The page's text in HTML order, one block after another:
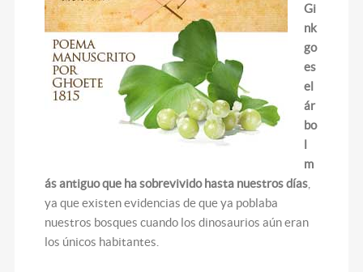
Gi
nk
go
es
el
ár
bo
l
m
ás antiguo que ha sobrevivido hasta nuestros días
ya que existen evidencias de que ya poblaba
nuestros bosques cuando los dinosaurios aún eran
los únicos habitantes.